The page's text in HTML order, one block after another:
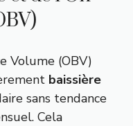
Volume (OBV)
baissière
sans tendance
Cela